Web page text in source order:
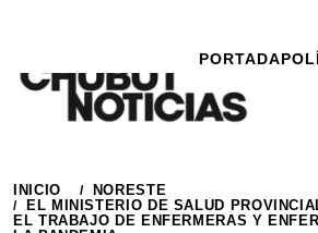
contenido
PORTADA
INICIO
NORESTE
EL MINISTERIO DE SALUD
EL TRABAJO DE ENFERMERAS Y